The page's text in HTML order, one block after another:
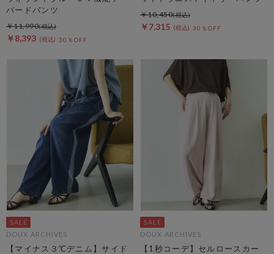
パードパンツ
￥8,393 30％OFF
￥11,990 ￥7,315 30％OFF
￥10,450
DOUX ARCHIVES
【マイナス３℃デニム】サイド
DOUX ARCHIVES
【1秒コーデ】セルロースカー